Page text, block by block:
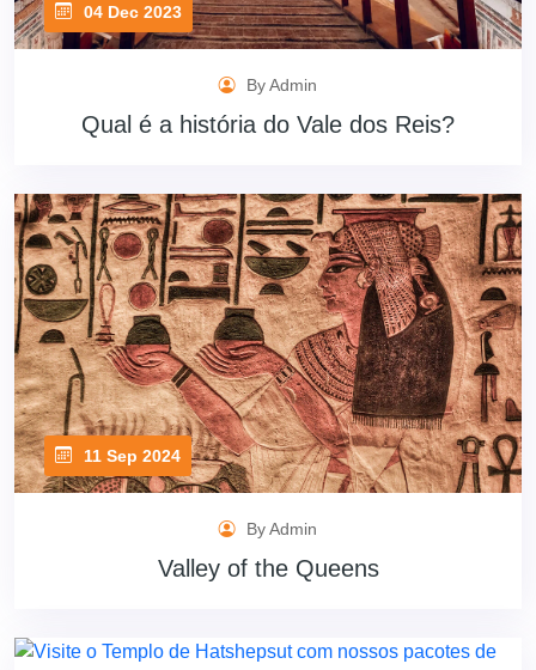
04 Dec 2023
By Admin
Qual é a história do Vale dos Reis?
11 Sep 2024
By Admin
Valley of the Queens